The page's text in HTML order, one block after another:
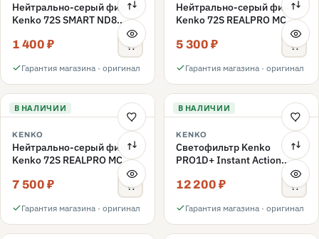
Нейтрально-серый фильтр
Kenko 72S SMART ND8
1 400 ₽
Гарантия магазина · оригинал
Нейтрально-серый фильтр
Kenko 72S REALPRO MC
5 300 ₽
Гарантия магазина · оригинал
В НАЛИЧИИ
KENKO
Нейтрально-серый фильтр
Kenko 72S REALPRO MC
7 500 ₽
Гарантия магазина · оригинал
В НАЛИЧИИ
KENKO
Светофильтр Kenko
PRO1D+ Instant Action
Variable NDX3-450+C-PLS
переменной плотности
12 200 ₽
Гарантия магазина · оригинал